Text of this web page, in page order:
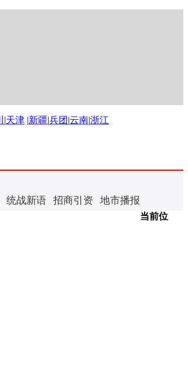
|天津 |新疆|兵团 |云南|浙江
统战新语 招商引资 地市播报
当前位